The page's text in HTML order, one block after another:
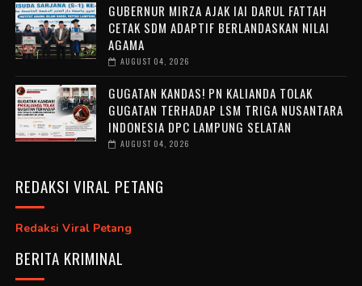
GUBERNUR MIRZA AJAK IAI DARUL FATTAH
CETAK SDM ADAPTIF BERLANDASKAN NILAI
AGAMA
AUGUST 04, 2026
GUGATAN KANDAS! PN KALIANDA TOLAK
GUGATAN TERHADAP LSM TRIGA NUSANTARA
INDONESIA DPC LAMPUNG SELATAN
AUGUST 04, 2026
REDAKSI VIRAL PETANG
Redaksi Viral Petang
BERITA KRIMINAL